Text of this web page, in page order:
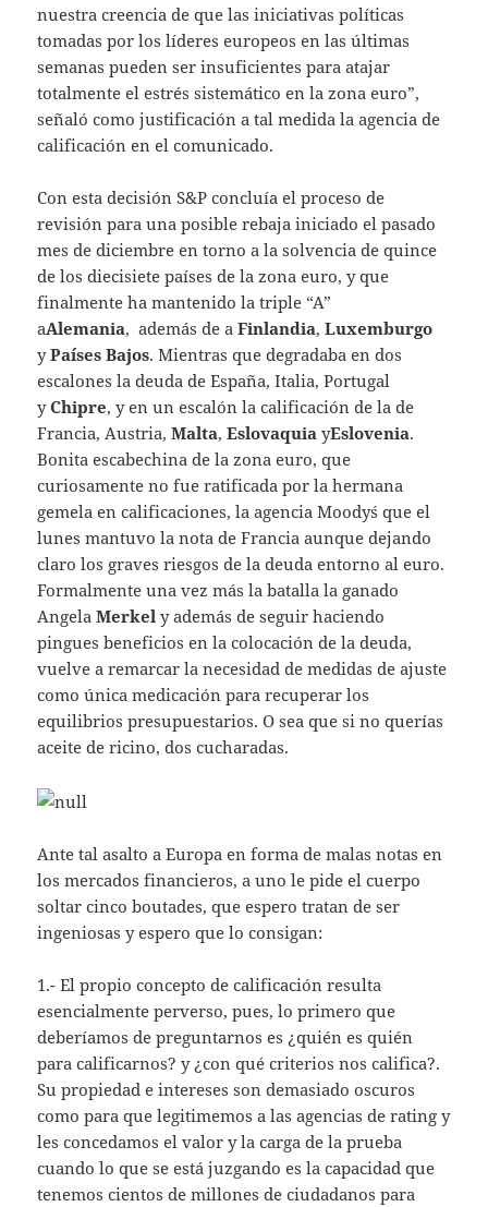
nuestra creencia de que las iniciativas políticas
tomadas por los líderes europeos en las últimas
semanas pueden ser insuficientes para atajar
totalmente el estrés sistemático en la zona euro”,
señaló como justificación a tal medida la agencia de
calificación en el comunicado.
Con esta decisión S&P concluía el proceso de
revisión para una posible rebaja iniciado el pasado
mes de diciembre en torno a la solvencia de quince
de los diecisiete países de la zona euro, y que
finalmente ha mantenido la triple “A”
aAlemania, además de aFinlandia,Luxemburgo
yPaíses Bajos. Mientras que degradaba en dos
escalones la deuda de España, Italia, Portugal
yChipre, y en un escalón la calificación de la de
Francia, Austria,Malta,Eslovaquia yEslovenia.
Bonita escabechina de la zona euro, que
curiosamente no fue ratificada por la hermana
gemela en calificaciones, la agencia Moody´s que el
lunes mantuvo la nota de Francia aunque dejando
claro los graves riesgos de la deuda entorno al euro.
Formalmente una vez más la batalla la ganado
Angela Merkely además de seguir haciendo
pingues beneficios en la colocación de la deuda,
vuelve a remarcar la necesidad de medidas de ajuste
como única medicación para recuperar los
equilibrios presupuestarios. O sea que si no querías
aceite de ricino, dos cucharadas.
Ante tal asalto a Europa en forma de malas notas en
los mercados financieros, a uno le pide el cuerpo
soltar cinco boutades, que espero tratan de ser
ingeniosas y espero que lo consigan:
1.- El propio concepto de calificación resulta
esencialmente perverso, pues, lo primero que
deberíamos de preguntarnos es ¿quién es quién
para calificarnos? y ¿con qué criterios nos califica?.
Su propiedad e intereses son demasiado oscuros
como para que legitimemos a las agencias de rating y
les concedamos el valor y la carga de la prueba
cuando lo que se está juzgando es la capacidad que
tenemos cientos de millones de ciudadanos para